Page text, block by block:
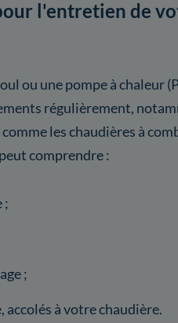
l'entretien de
ou une pompe à chaleur
régulièrement,
les chaudières à
comprendre :
;
;
accolés à votre chaudière.